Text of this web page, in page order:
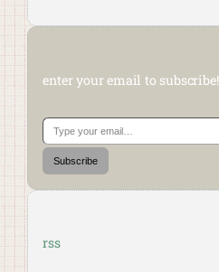
enter your email to subscribe!
Type your email…
Subscribe
rss